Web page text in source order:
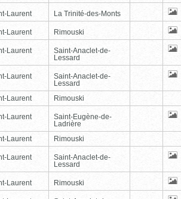
Laurent La Trinité-des-Monts
Laurent Rimouski
Laurent
Saint-Anaclet-de-
Lessard
Laurent
Saint-Anaclet-de-
Lessard
Laurent Rimouski
Laurent
Saint-Eugène-de-
Ladrière
Laurent Rimouski
Laurent
Saint-Anaclet-de-
Lessard
Laurent Rimouski